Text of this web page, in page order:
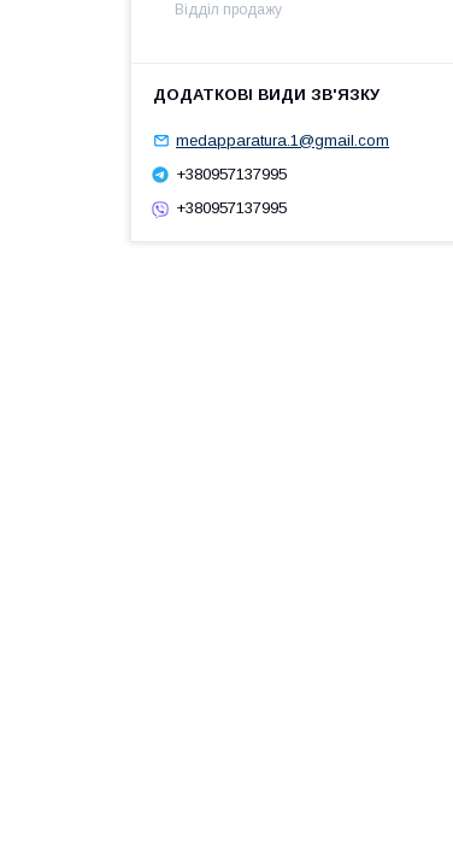
Відділ продажу
medapparatura.1@gmail.com
+380957137995
+380957137995